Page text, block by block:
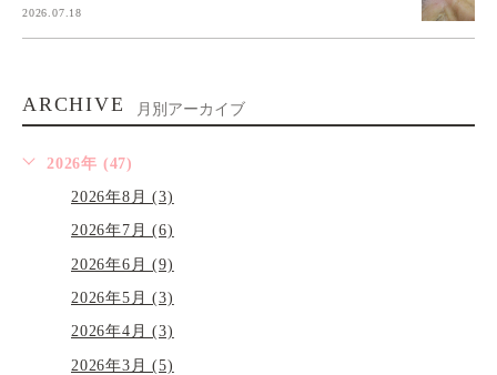
2026.07.18
ARCHIVE 月別アーカイブ
2026年 (47)
2026年8月 (3)
2026年7月 (6)
2026年6月 (9)
2026年5月 (3)
2026年4月 (3)
2026年3月 (5)